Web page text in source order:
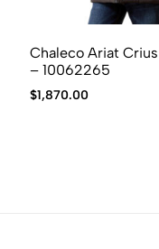
Chaleco Ariat
– 10062265
$1,870.00